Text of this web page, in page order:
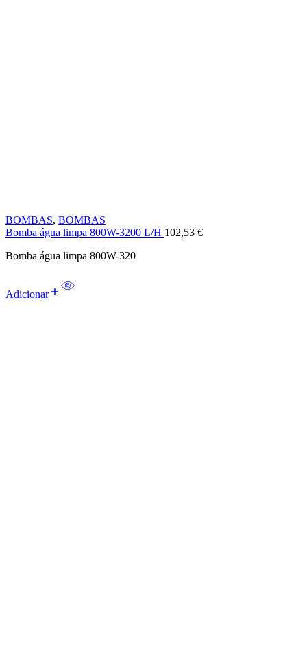
BOMBAS, BOMBAS
Bomba água limpa 800W-3200 L/H 102,53 €
Bomba água limpa 800W-320
Adicionar